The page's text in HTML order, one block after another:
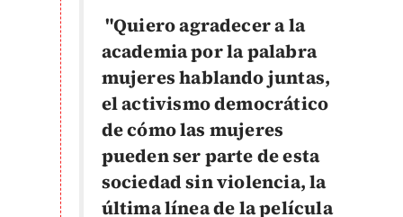
"Quiero agradecer a la
academia por la palabra
mujeres hablando juntas,
el activismo democrático
de cómo las mujeres
pueden ser parte de esta
sociedad sin violencia, la
última línea de la película